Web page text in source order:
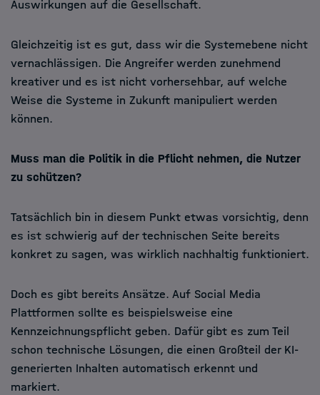
Auswirkungen auf die Gesellschaft.
Gleichzeitig ist es gut, dass wir die Systemebene nicht
vernachlässigen. Die Angreifer werden zunehmend
kreativer und es ist nicht vorhersehbar, auf welche
Weise die Systeme in Zukunft manipuliert werden
können.
Muss man die Politik in die Pflicht nehmen, die Nutzer
zu schützen?
Tatsächlich bin in diesem Punkt etwas vorsichtig, denn
es ist schwierig auf der technischen Seite bereits
konkret zu sagen, was wirklich nachhaltig funktioniert.
Doch es gibt bereits Ansätze. Auf Social Media
Plattformen sollte es beispielsweise eine
Kennzeichnungspflicht geben. Dafür gibt es zum Teil
schon technische Lösungen, die einen Großteil der KI-
generierten Inhalten automatisch erkennt und
markiert.